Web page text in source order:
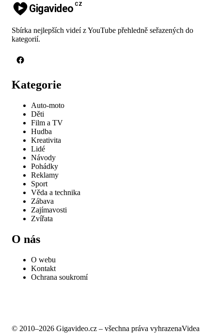
Gigavideo CZ
Sbírka nejlepších videí z YouTube přehledně seřazených do
kategorií.
Kategorie
Auto-moto
Děti
Film a TV
Hudba
Kreativita
Lidé
Návody
Pohádky
Reklamy
Sport
Věda a technika
Zábava
Zajímavosti
Zvířata
O nás
O webu
Kontakt
Ochrana soukromí
© 2010–2026 Gigavideo.cz – všechna práva vyhrazenaVidea